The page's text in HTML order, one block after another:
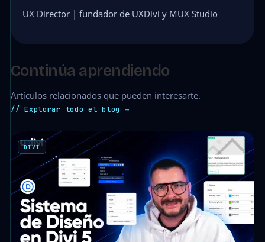
UX Director | fundador de UXDivi y MUX Studio
Continúa aprendiendo
Artículos relacionados que pueden interesarte.
// Explorar todo el blog →
DIVI